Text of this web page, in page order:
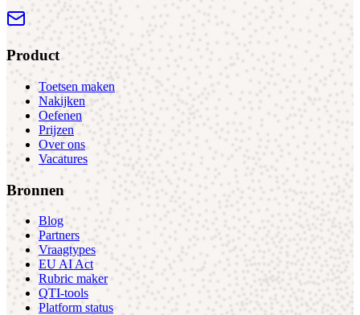
Product
Toetsen maken
Nakijken
Oefenen
Prijzen
Over ons
Vacatures
Bronnen
Blog
Partners
Vraagtypes
EU AI Act
Rubric maker
QTI-tools
Platform status